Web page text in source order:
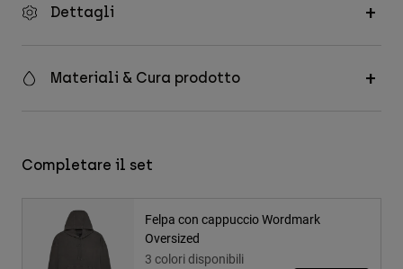
Dettagli
Materiali & Cura prodotto
Completare il set
Felpa con cappuccio Wordmark
Oversized
3 colori disponibili